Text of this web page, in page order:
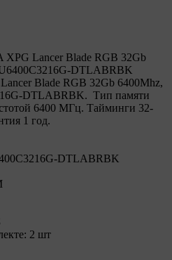
XPG Lancer Blade RGB 32Gb
DTLABRBK
Blade RGB 32Gb 6400Mhz,
DTLABRBK. Тип памяти
6400 МГц. Тайминги 32-
1 год.
DTLABRBK
2 шт